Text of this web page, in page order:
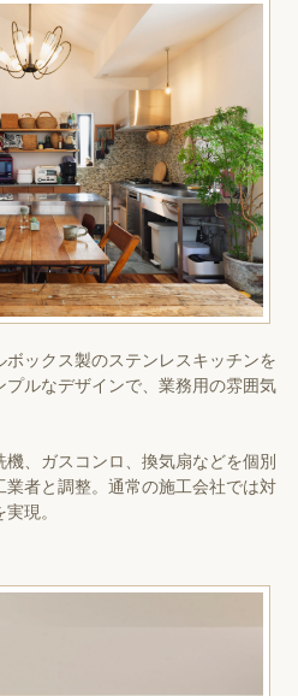
ックス製のステンレスキッチンを
ルなデザインで、業務用の雰囲気
、ガスコンロ、換気扇などを個別
者と調整。通常の施工会社では対
現。